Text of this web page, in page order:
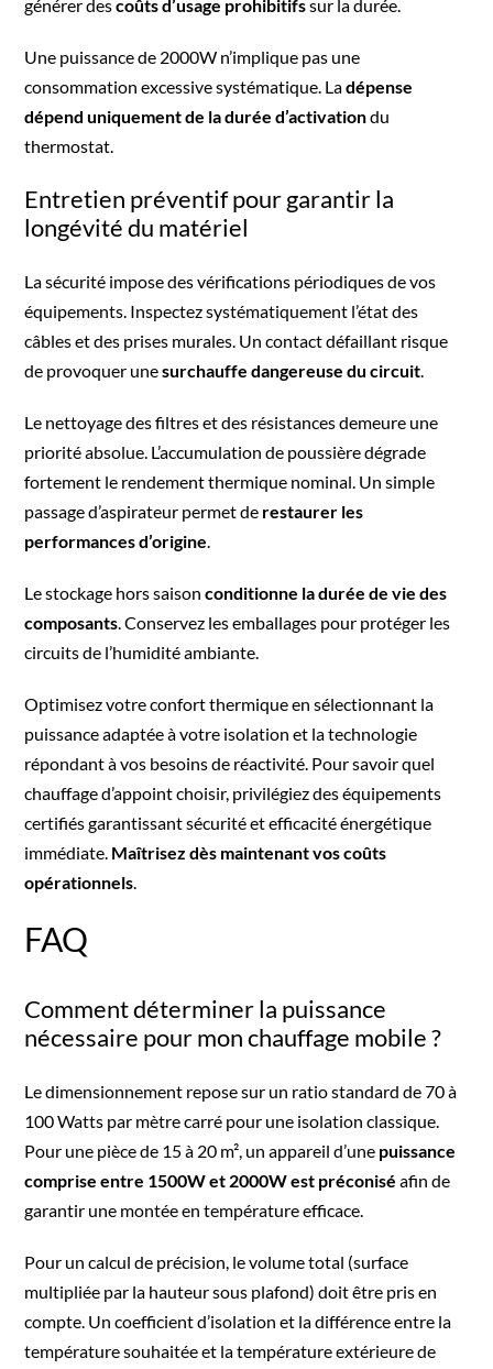
générer descoûts d’usage prohibitifssur la durée.
Une puissance de 2000W n’implique pas une
consommation excessive systématique. Ladépense
dépend uniquement de la durée d’activationdu
thermostat.
Entretien préventif pour garantir la
longévité du matériel
La sécurité impose des vérifications périodiques de vos
équipements. Inspectez systématiquement l’état des
câbles et des prises murales. Un contact défaillant risque
de provoquer unesurchauffe dangereuse du circuit.
Le nettoyage des filtres et des résistances demeure une
priorité absolue. L’accumulation de poussière dégrade
fortement le rendement thermique nominal. Un simple
passage d’aspirateur permet de restaurer les
performances d’origine.
Le stockage hors saisonconditionne la durée de vie des
composants. Conservez les emballages pour protéger les
circuits de l’humidité ambiante.
Optimisez votre confort thermique en sélectionnant la
puissance adaptée à votre isolation et la technologie
répondant à vos besoins de réactivité. Pour savoir quel
chauffage d’appoint choisir, privilégiez des équipements
certifiés garantissant sécurité et efficacité énergétique
immédiate. Maîtrisez dès maintenant vos coûts
opérationnels.
FAQ
Comment déterminer la puissance
nécessaire pour mon chauffage mobile ?
Le dimensionnement repose sur un ratio standard de 70 à
100 Watts par mètre carré pour une isolation classique.
Pour une pièce de 15 à 20 m², un appareil d’une puissance
comprise entre 1500W et 2000W est préconisé afin de
garantir une montée en température efficace.
Pour un calcul de précision, le volume total (surface
multipliée par la hauteur sous plafond) doit être pris en
compte. Un coefficient d’isolation et la différence entre la
température souhaitée et la température extérieure de